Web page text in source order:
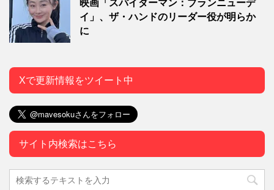
映画「スパイダーマン：ブランニューデ
イ」、ザ・ハンドのリーダー役が明らか
に
Xで更新情報をツイート中
サイト内検索はこちら